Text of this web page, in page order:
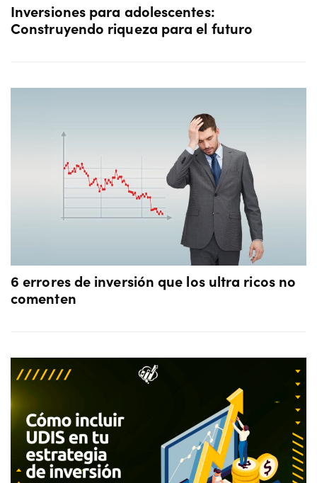
Inversiones para adolescentes:
Construyendo riqueza para el futuro
6 errores de inversión que los ultra ricos no
comenten